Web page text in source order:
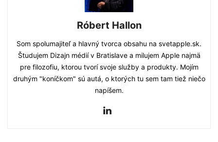
Róbert Hallon
Som spolumajiteľ a hlavný tvorca obsahu na svetapple.sk.
Študujem Dizajn médií v Bratislave a milujem Apple najmä
pre filozofiu, ktorou tvorí svoje služby a produkty. Mojím
druhým "koníčkom" sú autá, o ktorých tu sem tam tiež niečo
napíšem.